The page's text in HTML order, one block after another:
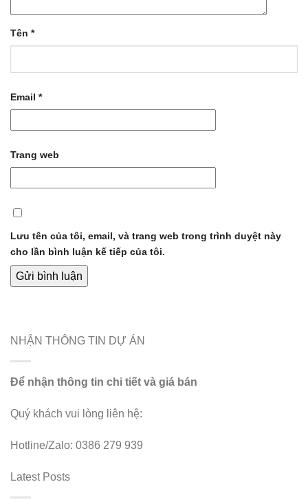
Tên *
Email *
Trang web
Lưu tên của tôi, email, và trang web trong trình duyệt này
cho lần bình luận kế tiếp của tôi.
NHẬN THÔNG TIN DỰ ÁN
Để nhận thông tin chi tiết và giá bán
Quý khách vui lòng liên hệ:
Hotline/Zalo: 0386 279 939
Latest Posts